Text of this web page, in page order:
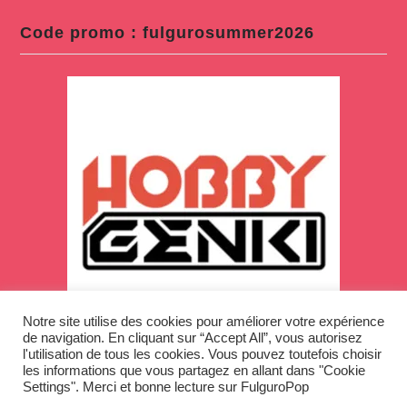
Code promo : fulgurosummer2026
Notre site utilise des cookies pour améliorer votre expérience
de navigation. En cliquant sur “Accept All”, vous autorisez
l'utilisation de tous les cookies. Vous pouvez toutefois choisir
les informations que vous partagez en allant dans "Cookie
Settings". Merci et bonne lecture sur FulguroPop